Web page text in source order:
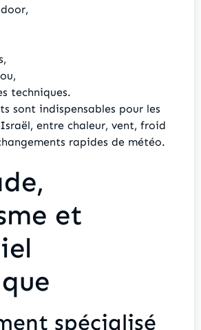
techniques.
sont indispensables pour les
entre chaleur, vent, froid
rapides de météo.
et
spécialisé